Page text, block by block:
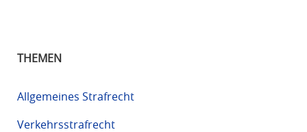
THEMEN
Allgemeines Strafrecht
Verkehrsstrafrecht